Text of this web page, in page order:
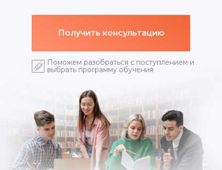
Получить консультацию
Поможем разобраться с поступлением и
выбрать программу обучения